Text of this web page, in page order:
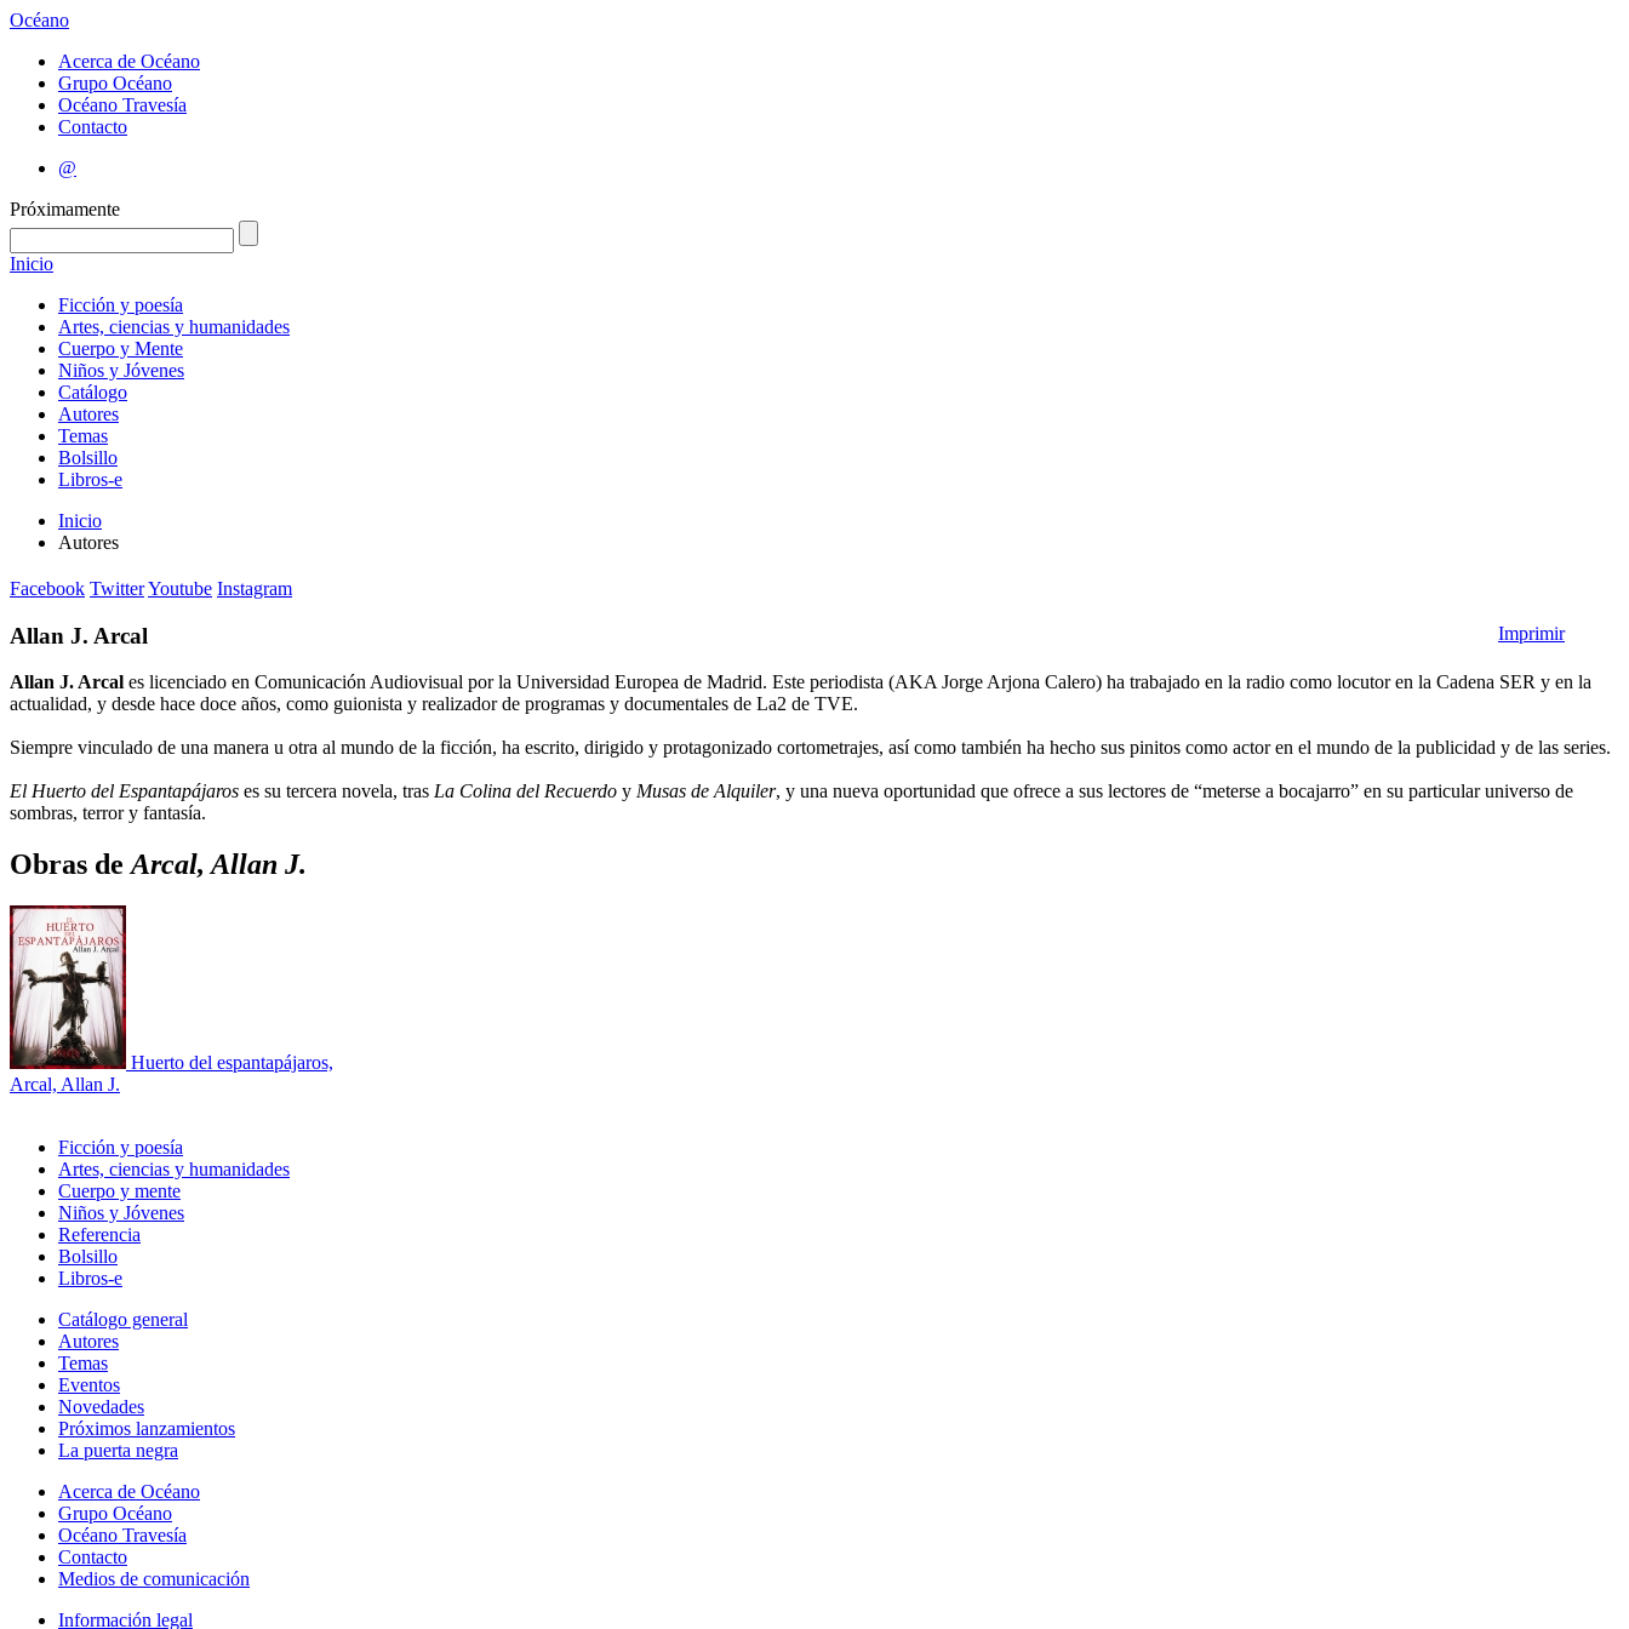
Océano
Acerca de Océano
Grupo Océano
Océano Travesía
Contacto
@
Próximamente
Inicio
Ficción y poesía
Artes, ciencias y humanidades
Cuerpo y Mente
Niños y Jóvenes
Catálogo
Autores
Temas
Bolsillo
Libros-e
Inicio
Autores
Facebook TwitterYoutube Instagram
Imprimir
Allan J. Arcal
Allan J. Arcal es licenciado en Comunicación Audiovisual por la Universidad Europea de Madrid. Este periodista (AKA Jorge Arjona Calero) ha trabajado en la radio como locutor en la Cadena SER y en la
actualidad, y desde hace doce años, como guionista y realizador de programas y documentales de La2 de TVE.
Siempre vinculado de una manera u otra al mundo de la ficción, ha escrito, dirigido y protagonizado cortometrajes, así como también ha hecho sus pinitos como actor en el mundo de la publicidad y de las series.
El Huerto del Espantapájaros es su tercera novela, tras La Colina del Recuerdo y Musas de Alquiler, y una nueva oportunidad que ofrece a sus lectores de “meterse a bocajarro” en su particular universo de
sombras, terror y fantasía.
Obras deArcal, Allan J.
Huerto del espantapájaros,
Arcal, Allan J.
Ficción y poesía
Artes, ciencias y humanidades
Cuerpo y mente
Niños y Jóvenes
Referencia
Bolsillo
Libros-e
Catálogo general
Autores
Temas
Eventos
Novedades
Próximos lanzamientos
La puerta negra
Acerca de Océano
Grupo Océano
Océano Travesía
Contacto
Medios de comunicación
Información legal